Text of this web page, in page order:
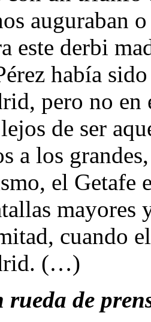
auguraban
este derbi
había
pero no en
de ser
a los
el Getafe
mayores
cuando
(…)
rueda de